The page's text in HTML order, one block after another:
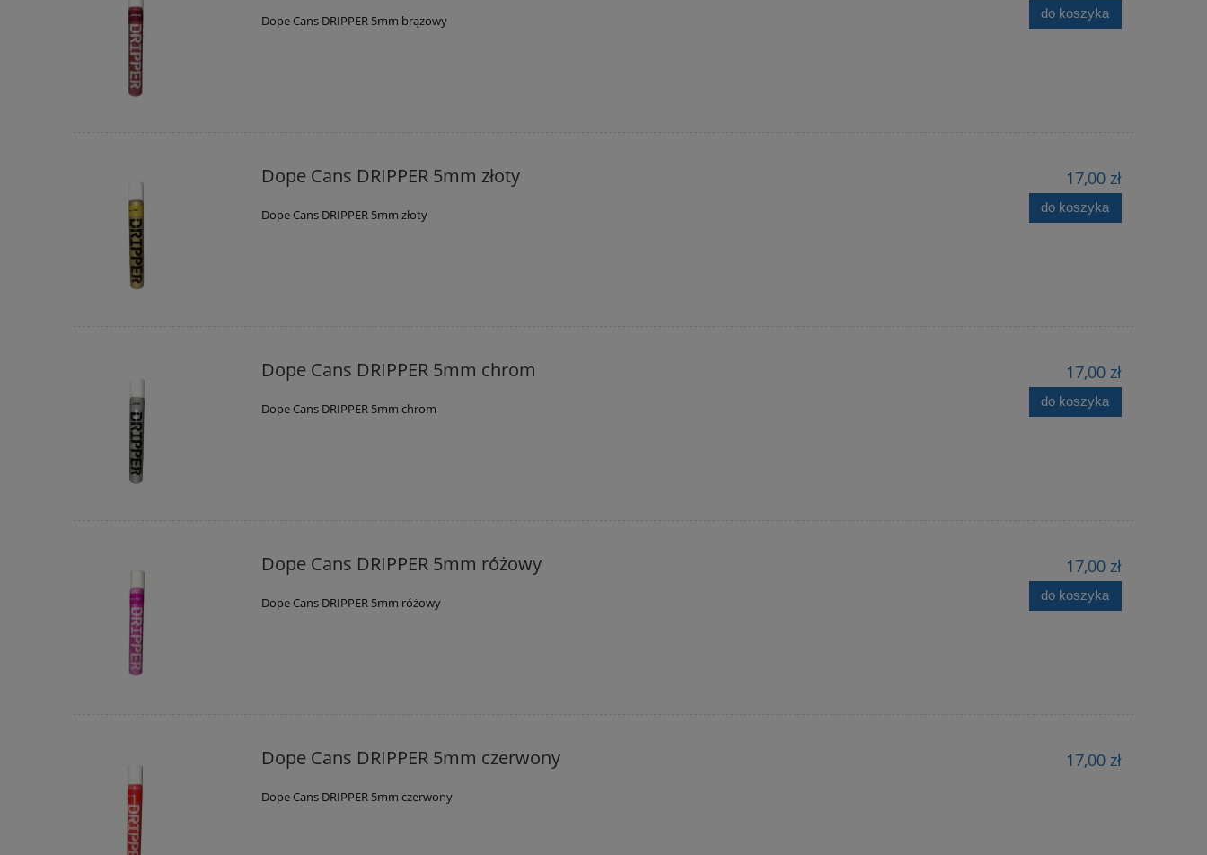
Dope Cans DRIPPER 5mm brązowy do koszyka
Dope Cans DRIPPER 5mm złoty
Dope Cans DRIPPER 5mm złoty
17,00 zł
do koszyka
Dope Cans DRIPPER 5mm chrom
Dope Cans DRIPPER 5mm chrom
17,00 zł
do koszyka
Dope Cans DRIPPER 5mm różowy
Dope Cans DRIPPER 5mm różowy
17,00 zł
do koszyka
Dope Cans DRIPPER 5mm czerwony
Dope Cans DRIPPER 5mm czerwony
17,00 zł